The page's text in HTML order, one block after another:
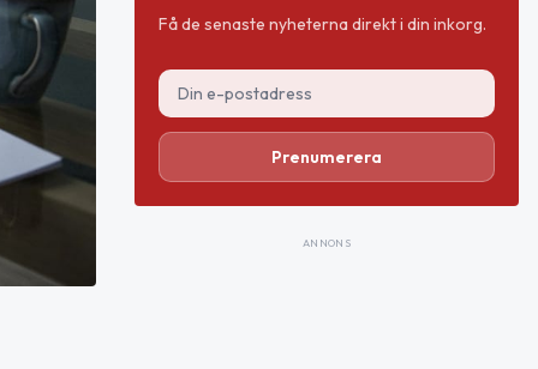
Få de senaste nyheterna direkt i din inkorg.
Prenumerera
ANNONS